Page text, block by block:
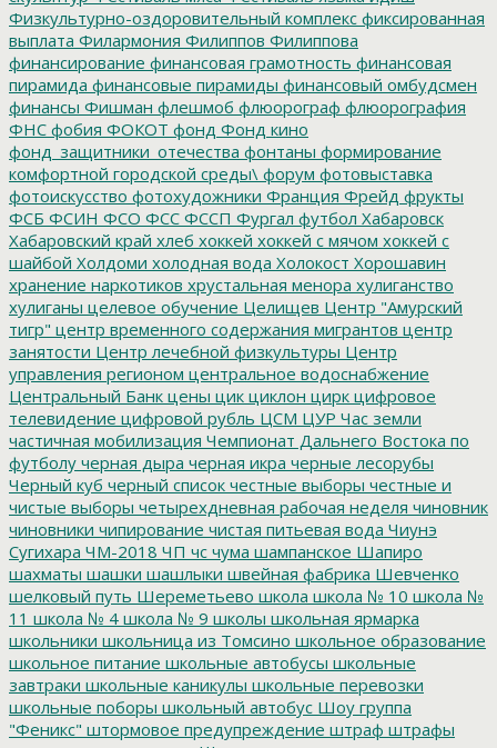
Физкультурно-оздоровительный комплекс фиксированная
выплата Филармония Филиппов Филиппова
финансирование финансовая грамотность финансовая
пирамида финансовые пирамиды финансовый омбудсмен
финансы Фишман флешмоб флюорограф флюорография
ФНС фобия ФОКОТ фонд Фонд кино
фонд_защитники_отечества фонтаны формирование
комфортной городской среды\ форум фотовыставка
фотоискусство фотохудожники Франция Фрейд фрукты
ФСБ ФСИН ФСО ФСС ФССП Фургал футбол Хабаровск
Хабаровский край хлеб хоккей хоккей с мячом хоккей с
шайбой Холдоми холодная вода Холокост Хорошавин
хранение наркотиков хрустальная менора хулиганство
хулиганы целевое обучение Целищев Центр "Амурский
тигр" центр временного содержания мигрантов центр
занятости Центр лечебной физкультуры Центр
управления регионом центральное водоснабжение
Центральный Банк цены цик циклон цирк цифровое
телевидение цифровой рубль ЦСМ ЦУР Час земли
частичная мобилизация Чемпионат Дальнего Востока по
футболу черная дыра черная икра черные лесорубы
Черный куб черный список честные выборы честные и
чистые выборы четырехдневная рабочая неделя чиновник
чиновники чипирование чистая питьевая вода Чиунэ
Сугихара ЧМ-2018 ЧП чс чума шампанское Шапиро
шахматы шашки шашлыки швейная фабрика Шевченко
шелковый путь Шереметьево школа школа № 10 школа №
11 школа № 4 школа № 9 школы школьная ярмарка
школьники школьница из Томсино школьное образование
школьное питание школьные автобусы школьные
завтраки школьные каникулы школьные перевозки
школьные поборы школьный автобус Шоу группа
"Феникс" штормовое предупреждение штраф штрафы